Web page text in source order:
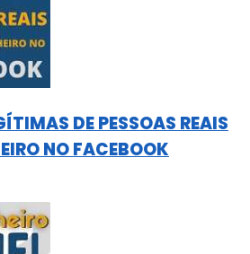
DE PESSOAS REAIS
NO FACEBOOK